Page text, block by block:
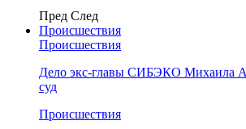
Пред След
Происшествия
Происшествия
Дело экс-главы СИБЭКО Михаила
суд
Происшествия